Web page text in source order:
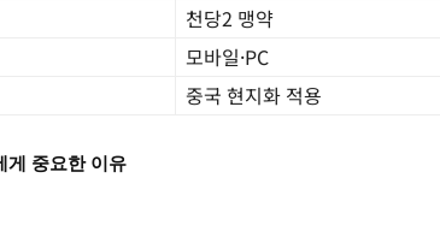
천당2 맹약
모바일·PC
중국 현지화 적용
게 중요한 이유